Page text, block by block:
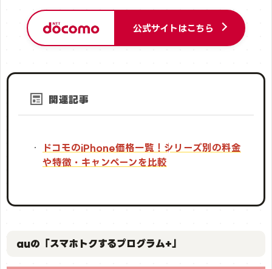
公式サイトはこちら
関連記事
ドコモのiPhone価格一覧！│シリーズ別の料金
や特徴・キャンペーンを比較
auの「スマホトクするプログラム+」